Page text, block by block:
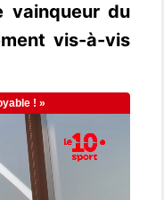
vainqueur du
vis-à-vis